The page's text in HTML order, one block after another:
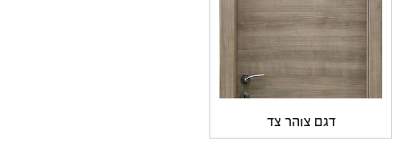
דגם צוהר צד